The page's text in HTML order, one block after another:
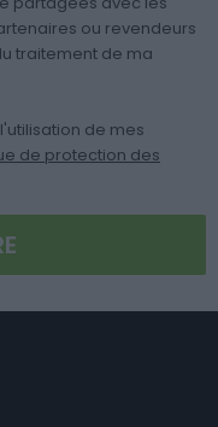
ou revendeurs
traitement de ma
de mes
de protection des